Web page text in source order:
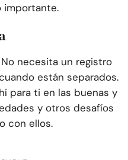
importante.
necesita un registro
están separados.
para ti en las buenas y
y otros desafíos
con ellos.